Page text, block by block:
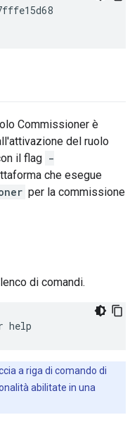
Commissioner è
del ruolo
il flag -
che esegue
per la commissione
di comandi.
help
a riga di comando di
abilitate in una